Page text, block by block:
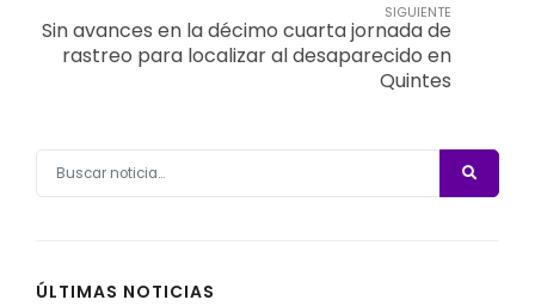
SIGUIENTE
Sin avances en la décimo cuarta jornada de
rastreo para localizar al desaparecido en
Quintes
ÚLTIMAS NOTICIAS